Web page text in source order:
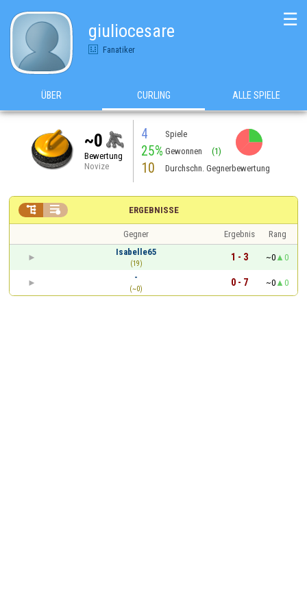
giuliocesare
Fanatiker
☰
ÜBER CURLING ALLE SPIELE
~0
Bewertung
Novize
4 Spiele
25% Gewonnen (1)
10 Durchschn. Gegnerbewertung
ERGEBNISSE
 
Gegner Ergebnis
Rang
Isabelle65
(19)
1 - 3 ~0
0
-
(~0)
0 - 7 ~0 0